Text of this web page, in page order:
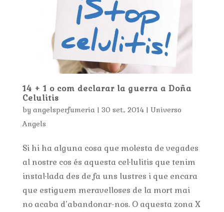
14 + 1 o com declarar la guerra a Doña
Celulitis
by angelsperfumeria| 30 set., 2014| Universo
Angels
Si hi ha alguna cosa que molesta de vegades
al nostre cos és aquesta cel·lulitis que tenim
instal·lada des de fa uns lustres i que encara
que estiguem meravelloses de la mort mai
no acaba d’abandonar-nos. O aquesta zona X